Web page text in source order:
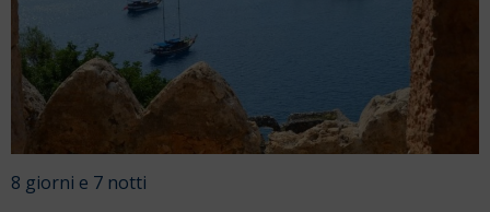
8 giorni e 7 notti